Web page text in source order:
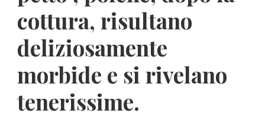
cottura, risultano
deliziosamente
morbide e si rivelano
tenerissime.